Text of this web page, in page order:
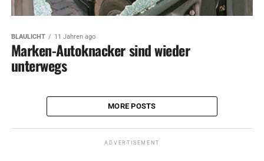
BLAULICHT 11 Jahren ago
Marken-Autoknacker sind wieder
unterwegs
MORE POSTS
ADVERTISEMENT